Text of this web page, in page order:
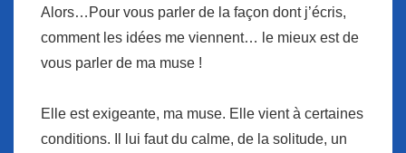
Alors…Pour vous parler de la façon dont j’écris,
comment les idées me viennent… le mieux est de
vous parler de ma muse !
Elle est exigeante, ma muse. Elle vient à certaines
conditions. Il lui faut du calme, de la solitude, un